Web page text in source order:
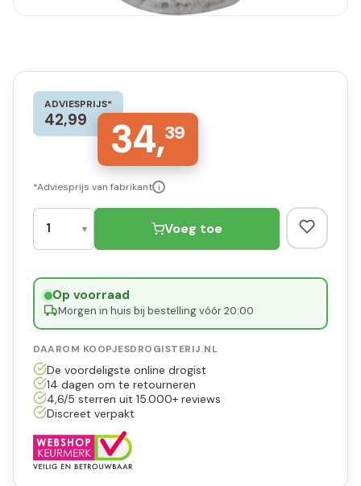
ADVIESPRIJS*
42,99 34,39
*Adviesprijs van fabrikant i
Voeg toe
Op voorraad·
Morgen in huis bij bestelling vóór 20:00
DAAROM KOOPJESDROGISTERIJ.NL
De voordeligste online drogist
14 dagen om te retourneren
4,6/5 sterren uit 15.000+ reviews
Discreet verpakt